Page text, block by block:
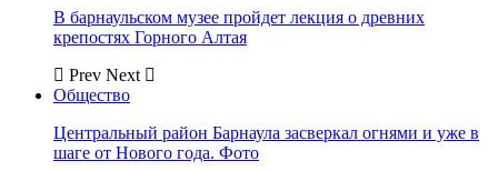
В барнаульском музее пройдет лекция о древних
крепостях Горного Алтая
Prev Next
Общество
Центральный район Барнаула засверкал огнями и уже в
шаге от Нового года. Фото